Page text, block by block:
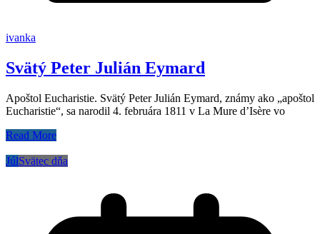
ivanka
Svätý Peter Julián Eymard
Apoštol Eucharistie. Svätý Peter Julián Eymard, známy ako „apoštol
Eucharistie“, sa narodil 4. februára 1811 v La Mure d’Isère vo
Read More
JúlSvätec dňa